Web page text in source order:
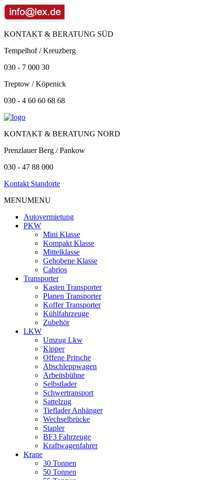
KONTAKT & BERATUNG SÜD
Tempelhof / Kreuzberg
030 - 7 000 30
Treptow / Köpenick
030 - 4 60 60 68 68
KONTAKT & BERATUNG NORD
Prenzlauer Berg / Pankow
030 - 47 88 000
Kontakt Standorte
MENUMENU
Autovermietung
PKW
Mini Klasse
Kompakt Klasse
Mittelklasse
Gehobene Klasse
Cabrios
Transporter
Kasten Transporter
Planen Transporter
Koffer Transporter
Kühlfahrzeuge
Zubehör
LKW
Umzug Lkw
Kipper
Offene Pritsche
Abschleppwagen
Arbeitsbühne
Selbstlader
Schwertransport
Sattelzug
Tieflader Anhänger
Wechselbrücke
Stapler
BF3 Fahrzeuge
Kraftwagenfahrer
Krane
30 Tonnen
50 Tonnen